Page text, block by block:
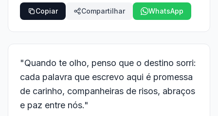
Copiar Compartilhar WhatsApp
"Quando te olho, penso que o destino sorri:
cada palavra que escrevo aqui é promessa
de carinho, companheiras de risos, abraços
e paz entre nós."